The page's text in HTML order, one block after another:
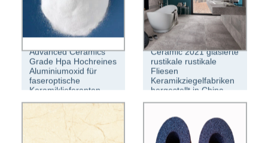
Advanced Ceramics
Grade Hpa Hochreines
Aluminiumoxid für
faseroptische
Keramiklieferanten
Ceramic 2021 glasierte
rustikale rustikale
Fliesen
Keramikziegelfabriken
hergestellt in China